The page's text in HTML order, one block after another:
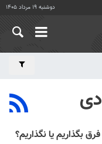
دوشنبه ۱۹ مرداد ۱۴۰۵
بگذاریم یا نگذاریم؟